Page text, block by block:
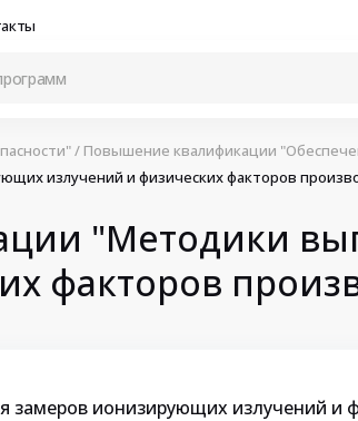
/ Повышение квалификации
излучений и физических факторов
"Методики
факторов
замеров ионизирующих излучений и